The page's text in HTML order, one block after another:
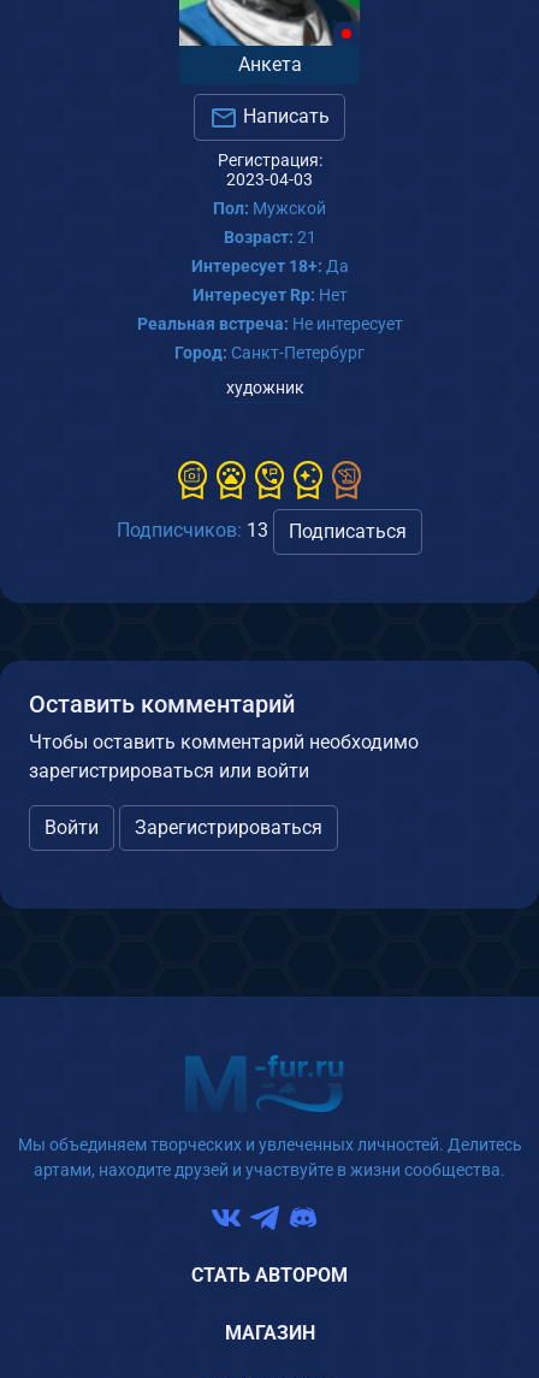
Анкета
Написать
Регистрация:
2023-04-03
Пол: Мужской
Возраст: 21
Интересует 18+: Да
Интересует Rp: Нет
Реальная встреча: Не интересует
Город: Санкт-Петербург
художник
Подписчиков: 13 Подписаться
Оставить комментарий
Чтобы оставить комментарий необходимо
зарегистрироваться или войти
Войти Зарегистрироваться
Мы объединяем творческих и увлеченных личностей. Делитесь
артами, находите друзей и участвуйте в жизни сообщества.
СТАТЬ АВТОРОМ
МАГАЗИН